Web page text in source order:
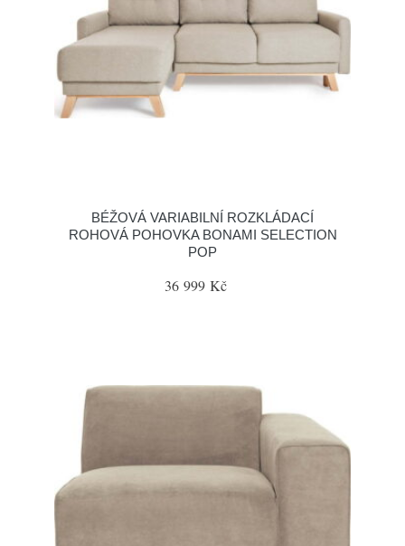
BÉŽOVÁ VARIABILNÍ ROZKLÁDACÍ
ROHOVÁ POHOVKA BONAMI SELECTION
POP
36 999 Kč